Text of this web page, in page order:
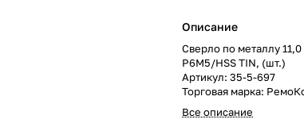
Описание
Сверло по металлу 11,0
Р6М5/HSS TIN, (шт.)
Артикул: 35-5-697
Торговая марка:
В упаковке: 20 шт.
В коробке: 200 шт.
Все описание